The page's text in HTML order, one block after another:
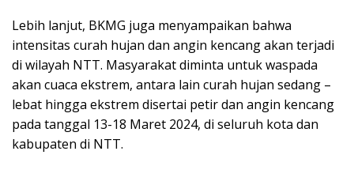
Lebih lanjut, BKMG juga menyampaikan bahwa
intensitas curah hujan dan angin kencang akan terjadi
di wilayah NTT. Masyarakat diminta untuk waspada
akan cuaca ekstrem, antara lain curah hujan sedang –
lebat hingga ekstrem disertai petir dan angin kencang
pada tanggal 13-18 Maret 2024, di seluruh kota dan
kabupaten di NTT.